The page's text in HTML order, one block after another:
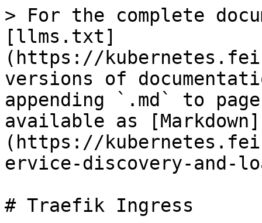
> For the complete
[llms.txt]
(https://
versions of
appending `.md` to
available as [Markdown]
(https://
ervice-discovery-and-
# Traefik Ingress